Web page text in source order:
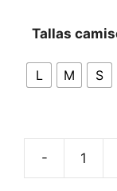
Tallas
L M S
-